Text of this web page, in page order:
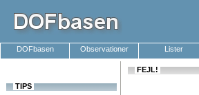
DOFbasen Observationer Lister
TIPS
FEJL!